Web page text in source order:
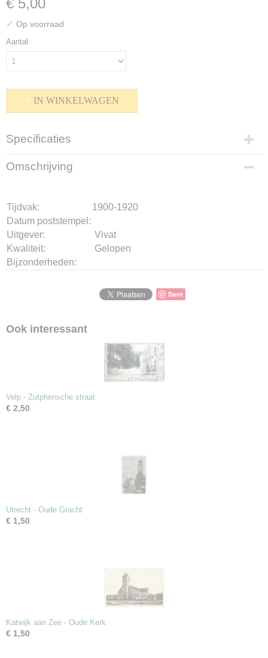
€ 5,00
✓ Op voorraad
Aantal
IN WINKELWAGEN
Specificaties
Productcode
K-1510-153
Omschrijving
Tijdvak:
1900-1920
Datum poststempel:
Uitgever:
Vivat
Kwaliteit:
Gelopen
Bijzonderheden:
Save
Ook interessant
Velp - Zutphensche straat
€ 2,50
Utrecht - Oude Gracht
€ 1,50
Katwijk aan Zee - Oude Kerk
€ 1,50